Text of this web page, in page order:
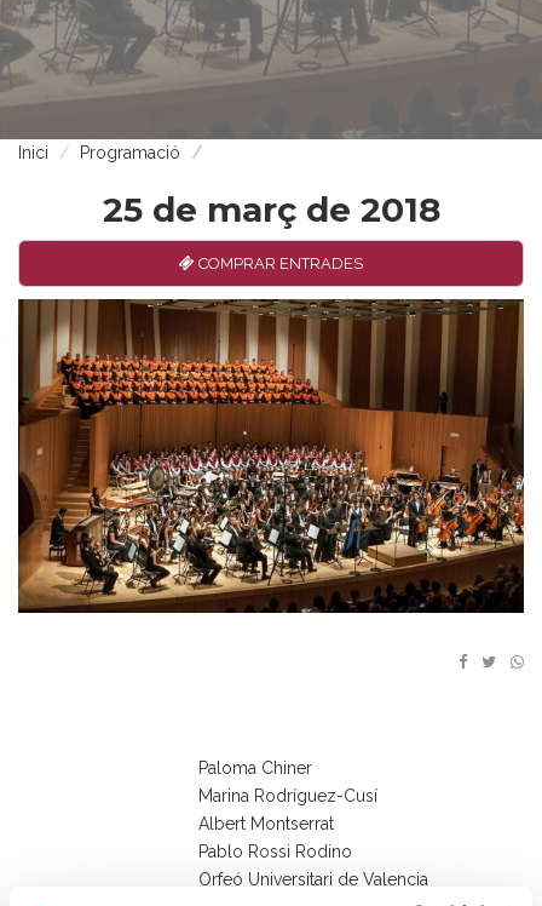
Inici Programació
25 de març de 2018
COMPRAR ENTRADES
Paloma Chiner
Marina Rodríguez-Cusí
Albert Montserrat
Pablo Rossi Rodino
Orfeó Universitari de Valencia